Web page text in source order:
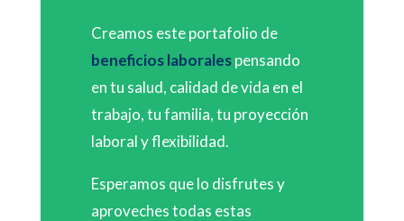
Creamos este portafolio de
beneficios laboralespensando
en tu salud, calidad de vida en el
trabajo, tu familia, tu proyección
laboral y flexibilidad.
Esperamos que lo disfrutes y
aproveches todas estas